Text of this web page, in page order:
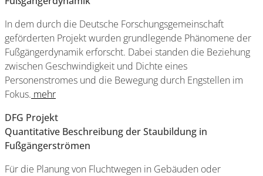
In dem durch die Deutsche Forschungsgemeinschaft
geförderten Projekt wurden grundlegende Phänomene der
Fußgängerdynamik erforscht. Dabei standen die Beziehung
zwischen Geschwindigkeit und Dichte eines
Personenstromes und die Bewegung durch Engstellen im
Fokus. mehr
DFG Projekt
Quantitative Beschreibung der Staubildung in
Fußgängerströmen
Für die Planung von Fluchtwegen in Gebäuden oder